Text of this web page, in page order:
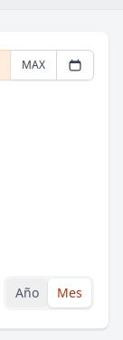
MAX
Año Mes